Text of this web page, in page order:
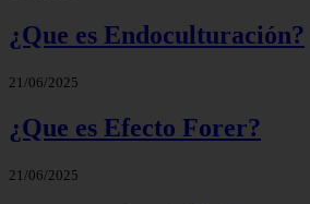
¿Que es Endoculturación?
21/06/2025
¿Que es Efecto Forer?
21/06/2025